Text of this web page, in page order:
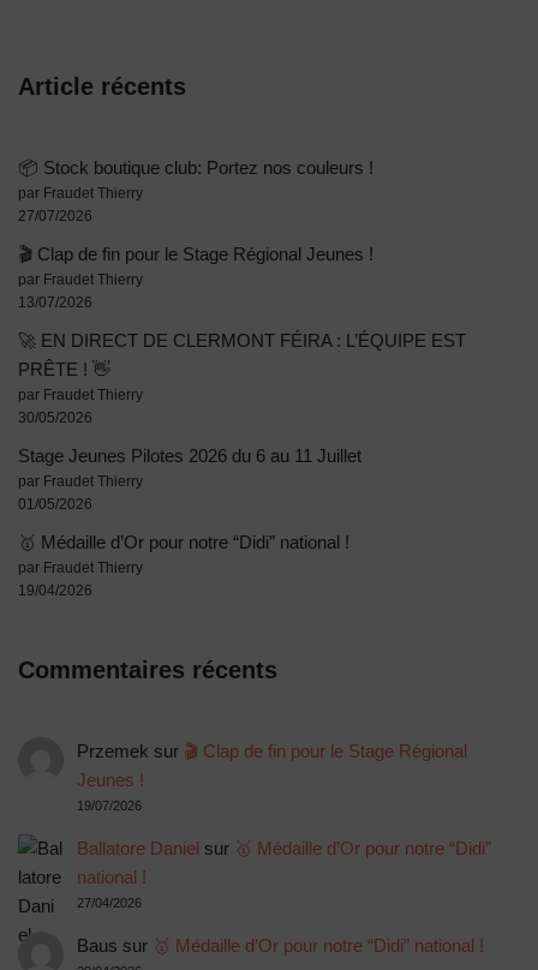
Article récents
📦 Stock boutique club: Portez nos couleurs !
par Fraudet Thierry
27/07/2026
🎬 Clap de fin pour le Stage Régional Jeunes !
par Fraudet Thierry
13/07/2026
🚀 EN DIRECT DE CLERMONT FÉIRA : L’ÉQUIPE EST
PRÊTE ! 👋
par Fraudet Thierry
30/05/2026
Stage Jeunes Pilotes 2026 du 6 au 11 Juillet
par Fraudet Thierry
01/05/2026
🥇 Médaille d’Or pour notre “Didi” national !
par Fraudet Thierry
19/04/2026
Commentaires récents
Przemek sur 🎬 Clap de fin pour le Stage Régional
Jeunes !
19/07/2026
Ballatore Daniel sur 🥇 Médaille d’Or pour notre “Didi”
national !
27/04/2026
Baus sur 🥇 Médaille d’Or pour notre “Didi” national !